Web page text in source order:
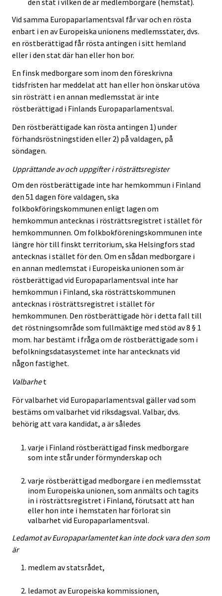
Vid samma Europaparlamentsval får var och en rösta
enbart i en av Europeiska unionens medlemsstater, dvs.
en röstberättigad får rösta antingen i sitt hemland
eller i den stat där han eller hon bor.
En finsk medborgare som inom den föreskrivna
tidsfristen har meddelat att han eller hon önskar utöva
sin rösträtt i en annan medlemsstat är inte
röstberättigad i Finlands Europaparlamentsval.
Den röstberättigade kan rösta antingen 1) under
förhandsröstningstiden eller 2) på valdagen, på
söndagen.
Upprättande av och uppgifter i rösträttsregister
Om den röstberättigade inte har hemkommun i Finland
den 51 dagen före valdagen, ska
folkbokföringskommunen enligt lagen om
hemkommun antecknas i rösträttsregistret i stället för
hemkommunnen. Om folkbokföreningskommunen inte
längre hör till finskt territorium, ska Helsingfors stad
antecknas i stället för den. Om en sådan medborgare i
en annan medlemstat i Europeiska unionen som är
röstberättigad vid Europaparlamentsval inte har
hemkommun i Finland, ska rösträttskommunen
antecknas i rösträttsregistret i stället för
hemkommunen. Den röstberättigade hör i detta fall till
det röstningsområde som fullmäktige med stöd av 8 § 1
mom. har bestämt i fråga om de röstberättigade som i
befolkningsdatasystemet inte har antecknats vid
någon fastighet.
Valbarhet
För valbarhet vid Europaparlamentsval gäller vad som
bestäms om valbarhet vid riksdagsval. Valbar, dvs.
behörig att vara kandidat, a är således
varje i Finland röstberättigad finsk medborgare
som inte står under förmynderskap och
varje röstberättigad medborgare i en medlemsstat
inom Europeiska unionen, som anmälts och tagits
in i rösträttsregistret i Finland, förutsatt att han
eller hon inte i hemstaten har förlorat sin
valbarhet vid Europaparlamentsval.
Ledamot av Europaparlamentet kan inte dock vara den som
är
medlem av statsrådet,
ledamot av Europeiska kommissionen,